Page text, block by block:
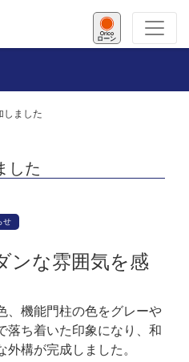
ローン
しました
した
せ
ンな雰囲気を感
、機能門柱の色をグレーや
落ち着いた印象になり、和
構が完成しました。